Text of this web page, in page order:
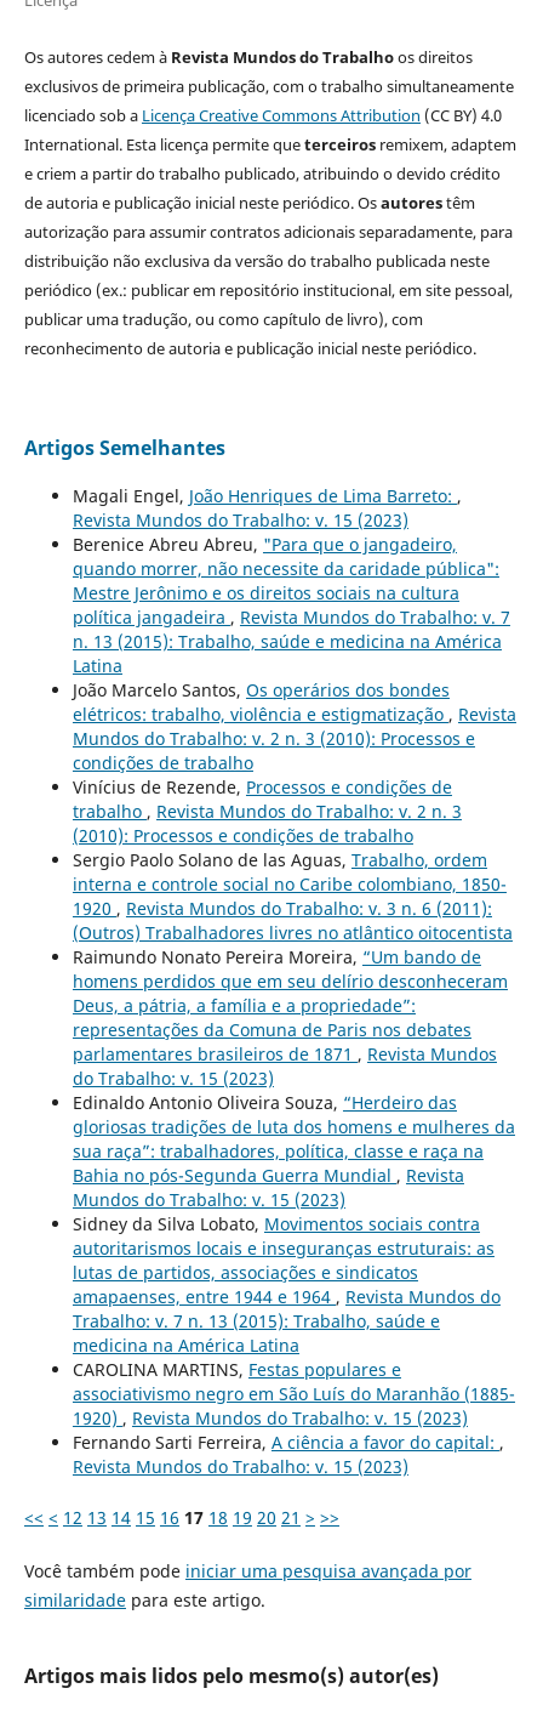
Os autores cedem à Revista Mundos do Trabalhoos direitos
exclusivos de primeira publicação, com o trabalho simultaneamente
licenciado sob a Licença Creative Commons Attribution (CC BY) 4.0
International. Esta licença permite queterceirosremixem, adaptem
e criem a partir do trabalho publicado, atribuindo o devido crédito
de autoria e publicação inicial neste periódico. Osautorestêm
autorização para assumir contratos adicionais separadamente, para
distribuição não exclusiva da versão do trabalho publicada neste
periódico (ex.: publicar em repositório institucional, em site pessoal,
publicar uma tradução, ou como capítulo de livro), com
reconhecimento de autoria e publicação inicial neste periódico.
Artigos Semelhantes
Magali Engel, João Henriques de Lima Barreto: ,
Revista Mundos do Trabalho: v. 15 (2023)
Berenice Abreu Abreu, "Para que o jangadeiro,
quando morrer, não necessite da caridade pública":
Mestre Jerônimo e os direitos sociais na cultura
política jangadeira , Revista Mundos do Trabalho: v. 7
n. 13 (2015): Trabalho, saúde e medicina na América
Latina
João Marcelo Santos, Os operários dos bondes
elétricos: trabalho, violência e estigmatização , Revista
Mundos do Trabalho: v. 2 n. 3 (2010): Processos e
condições de trabalho
Vinícius de Rezende, Processos e condições de
trabalho , Revista Mundos do Trabalho: v. 2 n. 3
(2010): Processos e condições de trabalho
Sergio Paolo Solano de las Aguas, Trabalho, ordem
interna e controle social no Caribe colombiano, 1850-
1920 , Revista Mundos do Trabalho: v. 3 n. 6 (2011):
(Outros) Trabalhadores livres no atlântico oitocentista
Raimundo Nonato Pereira Moreira, “Um bando de
homens perdidos que em seu delírio desconheceram
Deus, a pátria, a família e a propriedade”:
representações da Comuna de Paris nos debates
parlamentares brasileiros de 1871 , Revista Mundos
do Trabalho: v. 15 (2023)
Edinaldo Antonio Oliveira Souza, “Herdeiro das
gloriosas tradições de luta dos homens e mulheres da
sua raça”: trabalhadores, política, classe e raça na
Bahia no pós-Segunda Guerra Mundial , Revista
Mundos do Trabalho: v. 15 (2023)
Sidney da Silva Lobato, Movimentos sociais contra
autoritarismos locais e inseguranças estruturais: as
lutas de partidos, associações e sindicatos
amapaenses, entre 1944 e 1964 , Revista Mundos do
Trabalho: v. 7 n. 13 (2015): Trabalho, saúde e
medicina na América Latina
CAROLINA MARTINS, Festas populares e
associativismo negro em São Luís do Maranhão (1885-
1920) , Revista Mundos do Trabalho: v. 15 (2023)
Fernando Sarti Ferreira, A ciência a favor do capital: ,
Revista Mundos do Trabalho: v. 15 (2023)
<< < 12 13 14 15 16 17 18 19 20 21 > >>
Você também pode iniciar uma pesquisa avançada por
similaridadepara este artigo.
Artigos mais lidos pelo mesmo(s) autor(es)